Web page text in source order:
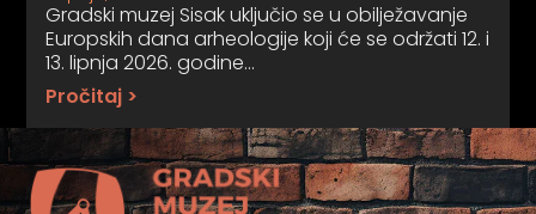
Gradski muzej Sisak uključio se u obilježavanje
Europskih dana arheologije koji će se održati 12. i
13. lipnja 2026. godine…
Pročitaj >